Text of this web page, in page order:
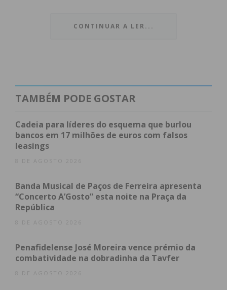
populares que se encontravam nas proximidades
A GNR de Paredes esteve no local a tomar conta da
ocorrência e deteve o homem que, ao que o Jornal
IMEDIATO apurou, o homem não é da região e já
tinha antecedentes criminais por crimes da mesma
natureza.
Subscreva a newsletter do
obtenha de forma regular a informação
atualizada.
CONTINUAR A LER...
TAMBÉM PODE GOSTAR
Cadeia para líderes do esquema que burlou
bancos em 17 milhões de euros com falsos
leasings
8 DE AGOSTO 2026
Banda Musical de Paços de Ferreira apresenta
“Concerto A’Gosto” esta noite na Praça da
República
8 DE AGOSTO 2026
Penafidelense José Moreira vence prémio da
combatividade na dobradinha da Tavfer
8 DE AGOSTO 2026